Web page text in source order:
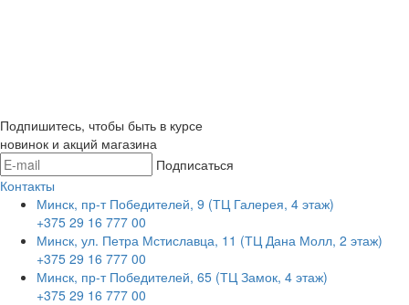
Подпишитесь, чтобы быть в курсе
новинок и акций магазина
Подписаться
Контакты
Минск, пр-т Победителей, 9 (ТЦ Галерея, 4 этаж)
+375 29 16 777 00
Минск, ул. Петра Мстиславца, 11 (ТЦ Дана Молл, 2 этаж)
+375 29 16 777 00
Минск, пр-т Победителей, 65 (ТЦ Замок, 4 этаж)
+375 29 16 777 00